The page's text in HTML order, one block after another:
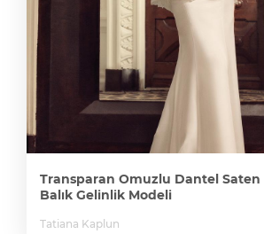
Transparan Omuzlu Dantel Saten
Balık Gelinlik Modeli
Tatiana Kaplun